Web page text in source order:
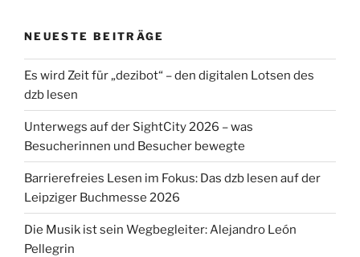
NEUESTE BEITRÄGE
Es wird Zeit für „dezibot“ – den digitalen Lotsen des
dzb lesen
Unterwegs auf der SightCity 2026 – was
Besucherinnen und Besucher bewegte
Barrierefreies Lesen im Fokus: Das dzb lesen auf der
Leipziger Buchmesse 2026
Die Musik ist sein Wegbegleiter: Alejandro León
Pellegrin